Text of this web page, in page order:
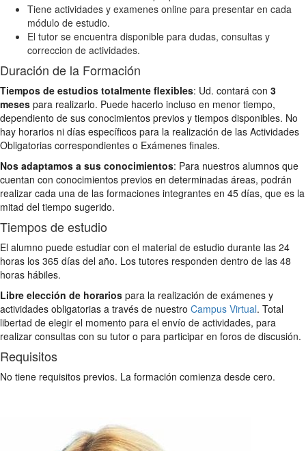
Tiene actividades y examenes online para presentar en cada
módulo de estudio.
El tutor se encuentra disponible para dudas, consultas y
correccion de actividades.
Duración de la Formación
Tiempos de estudios totalmente flexibles: Ud. contará con 3
meses para realizarlo. Puede hacerlo incluso en menor tiempo,
dependiento de sus conocimientos previos y tiempos disponibles. No
hay horarios ni días específicos para la realización de las Actividades
Obligatorias correspondientes o Exámenes finales.
Nos adaptamos a sus conocimientos: Para nuestros alumnos que
cuentan con conocimientos previos en determinadas áreas, podrán
realizar cada una de las formaciones integrantes en 45 días, que es la
mitad del tiempo sugerido.
Tiempos de estudio
El alumno puede estudiar con el material de estudio durante las 24
horas los 365 días del año. Los tutores responden dentro de las 48
horas hábiles.
Libre elección de horarios para la realización de exámenes y
actividades obligatorias a través de nuestro Campus Virtual. Total
libertad de elegir el momento para el envío de actividades, para
realizar consultas con su tutor o para participar en foros de discusión.
Requisitos
No tiene requisitos previos. La formación comienza desde cero.